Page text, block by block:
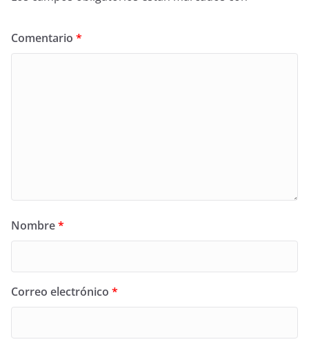
Comentario *
Nombre*
Correo electrónico *